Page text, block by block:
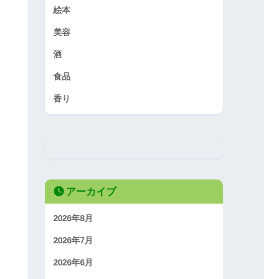
絵本
美容
酒
食品
香り
アーカイブ
2026年8月
2026年7月
2026年6月